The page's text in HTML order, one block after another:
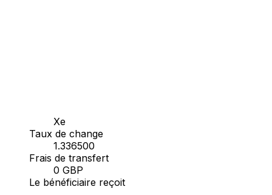
Xe
Taux de change
1.336500
Frais de transfert
0 GBP
Le bénéficiaire reçoit